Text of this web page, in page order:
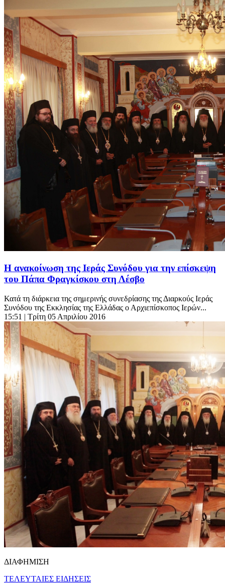
H ανακοίνωση της Ιεράς Συνόδου για την επίσκεψη
του Πάπα Φραγκίσκου στη Λέσβο
Κατά τη διάρκεια της σημερινής συνεδρίασης της Διαρκούς Ιεράς
Συνόδου της Εκκλησίας της Ελλάδας ο Αρχιεπίσκοπος Ιερών...
15:51 | Τρίτη 05 Απριλίου 2016
ΔΙΑΦΗΜΙΣΗ
ΤΕΛΕΥΤΑΙΕΣ ΕΙΔΗΣΕΙΣ